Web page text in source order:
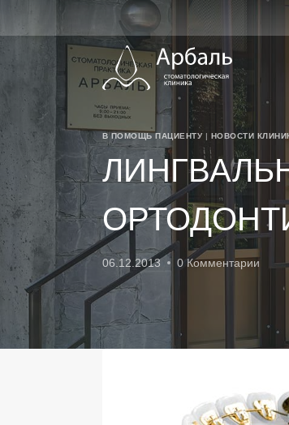
содержимому
В ПОМОЩЬ ПАЦИЕНТУ | НОВОСТИ
06.12.2013 0 Комментарии